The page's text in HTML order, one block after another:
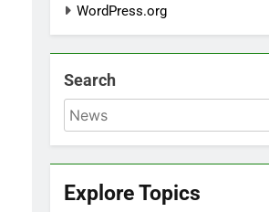
WordPress.org
Search
Explore Topics